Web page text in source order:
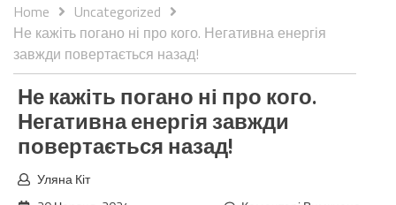
Home
Uncategorized
Не кажіть погано ні про кого. Негативна енергія
завжди повертається назад!
Не кажіть погано ні про кого.
Негативна енергія завжди
повертається назад!
Уляна Кіт